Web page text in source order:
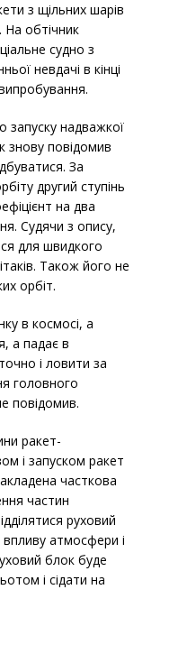
з щільних шарів
На обтічник
судно з
невдачі в кінці
запуску надважкої
знову повідомив
За
другий ступінь
на два
Судячи з опису,
для швидкого
Також його не
орбіт.
в космосі, а
а падає в
і ловити за
головного
повідомив.
ракет-
і запуском ракет
часткова
частин
руховий
атмосфери і
блок буде
і сідати на